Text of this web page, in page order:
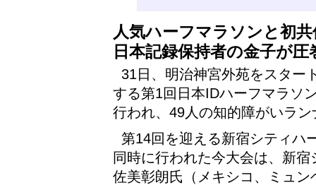
人気ハーフマラソンと初共
日本記録保持者の金子が圧
31日、明治神宮外苑をスター
する第1回日本IDハーフマラソ
行われ、49人の知的障がいラ
第14回を迎える新宿シティハ
同時に行われた今大会は、新
佐美彰朗氏（メキシコ、ミュ